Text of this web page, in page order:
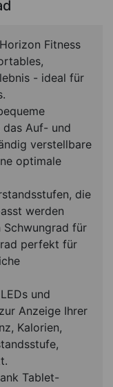
Fitness
- ideal für
Auf- und
verstellbare
optimale
die
werden
Schwungrad für
perfekt für
und
Anzeige Ihrer
Kalorien,
Tablet-